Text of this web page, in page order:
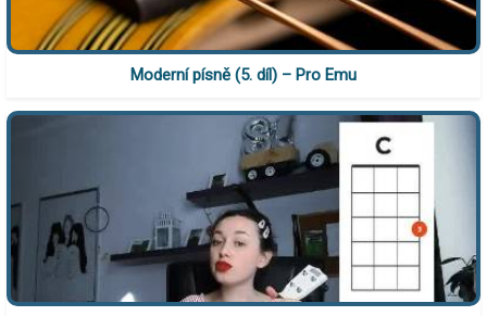
Moderní písně (5. díl) – Pro Emu